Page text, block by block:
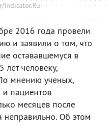
Indicator.Ru
2016 года провели
и заявили о том, что
остававшемуся в
лет человеку,
мнению ученых,
и пациентов
месяцев после
неправильно. Об этом